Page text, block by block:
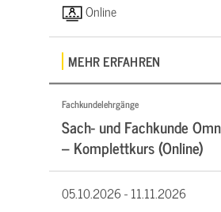
Online
MEHR ERFAHREN
Fachkundelehrgänge
Sach- und Fachkunde
– Komplettkurs (Online)
05.10.2026 -11.11.2026